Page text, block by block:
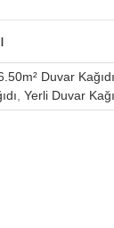
Duvar Kağıdı
Yerli Duvar